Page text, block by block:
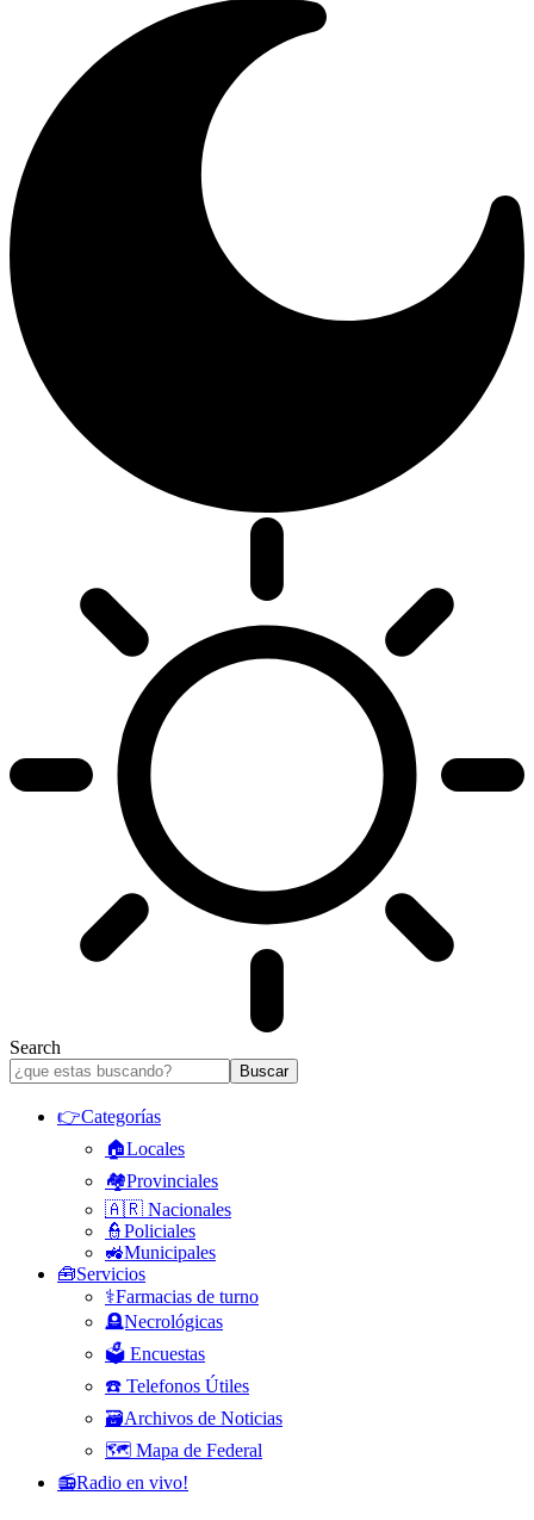
Search
👉Categorías
🏠Locales
🏘️Provinciales
🇦🇷 Nacionales
👮Policiales
🚜Municipales
🧰Servicios
⚕️Farmacias de turno
🪦Necrológicas
🗳️ Encuestas
☎️ Telefonos Útiles
🗃️Archivos de Noticias
🗺️ Mapa de Federal
📻Radio en vivo!